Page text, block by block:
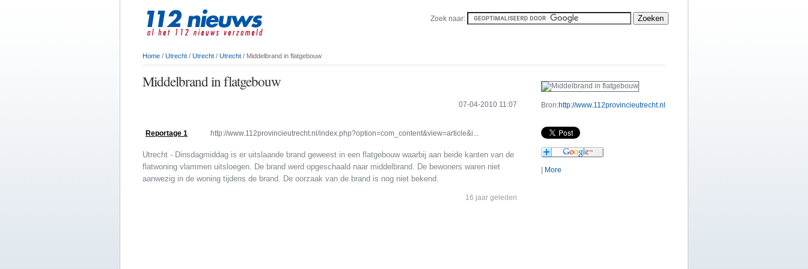
Zoek naar:
Home / Utrecht / Utrecht / Utrecht / Middelbrand in flatgebouw
Middelbrand in flatgebouw
07-04-2010 11:07
Reportage 1 http://www.112provincieutrecht.nl/index.php?option=com_content&view=article&i...
Utrecht - Dinsdagmiddag is er uitslaande brand geweest in een flatgebouw waarbij aan beide kanten van de
flatwoning vlammen uitsloegen. De brand werd opgeschaald naar middelbrand. De bewoners waren niet
aanwezig in de woning tijdens de brand. De oorzaak van de brand is nog niet bekend.
16 jaar geleden
Bron:http://www.112provincieutrecht.nl
More